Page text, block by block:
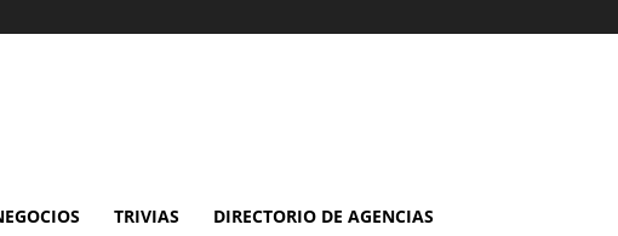
TRIVIAS DIRECTORIO DE AGENCIAS